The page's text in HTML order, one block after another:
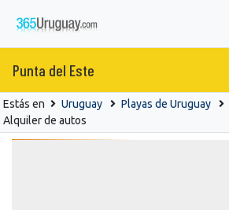
Punta del Este
Estás en Uruguay Playas de Uruguay
Alquiler de autos